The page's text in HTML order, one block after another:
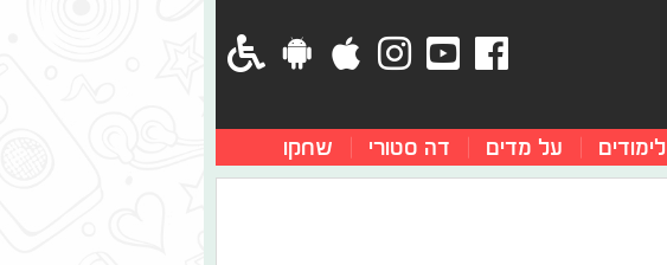
לימודים על מדים דה סטורי שחקו